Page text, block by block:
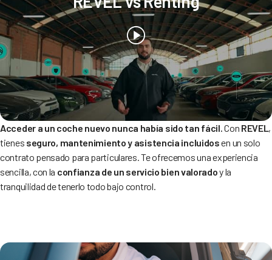
Acceder a un coche nuevo nunca había sido tan fácil. Con REVEL ,
tienes seguro, mantenimiento y asistencia incluidosen un solo
contrato pensado para particulares. Te ofrecemos una experiencia
sencilla, con la confianza de un servicio bien valoradoy la
tranquilidad de tenerlo todo bajo control.